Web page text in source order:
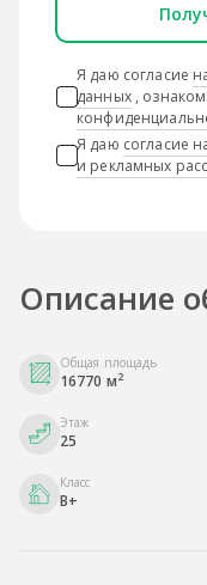
Я даю согласие
данных,
Я даю согласие
и рекламных
Описание
Общая площадь
16770 м2
Этаж
25
Класс
B+